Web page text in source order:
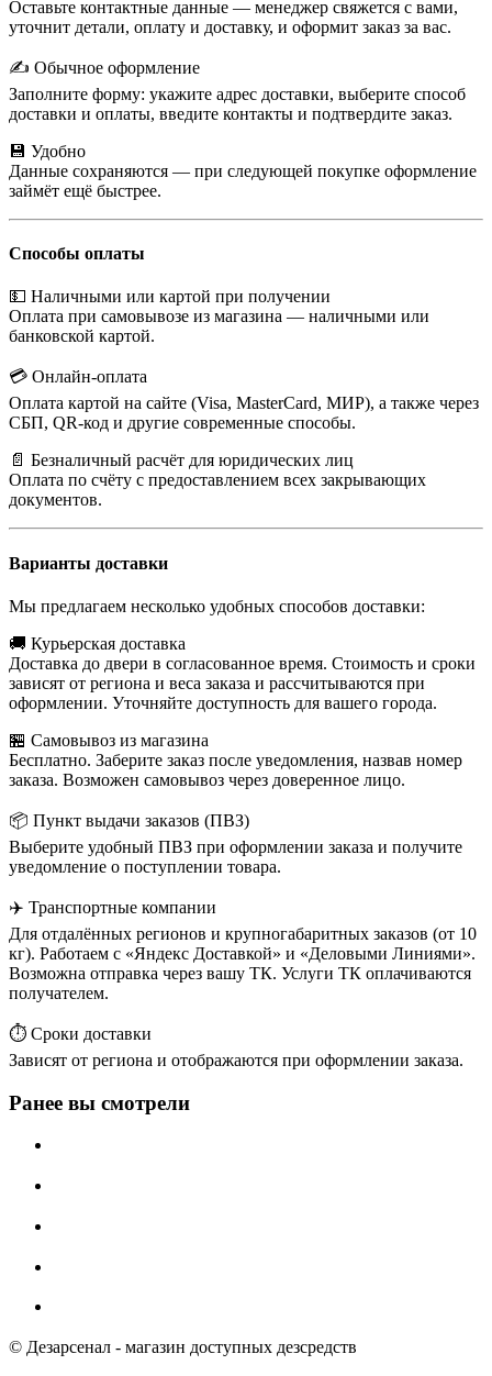
Оставьте контактные данные — менеджер свяжется с вами,
уточнит детали, оплату и доставку, и оформит заказ за вас.
✍️ Обычное оформление
Заполните форму: укажите адрес доставки, выберите способ
доставки и оплаты, введите контакты и подтвердите заказ.
💾 Удобно
Данные сохраняются — при следующей покупке оформление
займёт ещё быстрее.
Способы оплаты
💵 Наличными или картой при получении
Оплата при самовывозе из магазина — наличными или
банковской картой.
💳 Онлайн-оплата
Оплата картой на сайте (Visa, MasterCard, МИР), а также через
СБП, QR-код и другие современные способы.
📄 Безналичный расчёт для юридических лиц
Оплата по счёту с предоставлением всех закрывающих
документов.
Варианты доставки
Мы предлагаем несколько удобных способов доставки:
🚚 Курьерская доставка
Доставка до двери в согласованное время. Стоимость и сроки
зависят от региона и веса заказа и рассчитываются при
оформлении. Уточняйте доступность для вашего города.
🏪 Самовывоз из магазина
Бесплатно. Заберите заказ после уведомления, назвав номер
заказа. Возможен самовывоз через доверенное лицо.
📦 Пункт выдачи заказов (ПВЗ)
Выберите удобный ПВЗ при оформлении заказа и получите
уведомление о поступлении товара.
✈️ Транспортные компании
Для отдалённых регионов и крупногабаритных заказов (от 10
кг). Работаем с «Яндекс Доставкой» и «Деловыми Линиями».
Возможна отправка через вашу ТК. Услуги ТК оплачиваются
получателем.
⏱️ Сроки доставки
Зависят от региона и отображаются при оформлении заказа.
Ранее вы смотрели
© Дезарсенал - магазин доступных дезсредств